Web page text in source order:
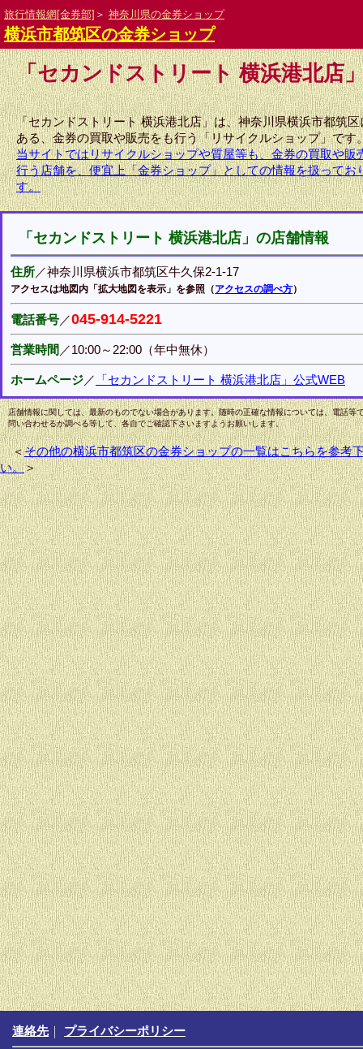
「セカンドストリート 横浜港北店
「セカンドストリート 横浜港北店」は、神奈川県横浜市都筑区
ある、金券の買取や販売をも行う「リサイクルショップ」です
当サイトではリサイクルショップや質屋等も、金券の買取や販
行う店舗を、便宜上「金券ショップ」としての情報を扱ってお
す。
「セカンドストリート 横浜港北店」の店舗情報
住所／神奈川県横浜市都筑区牛久保2-1-17
アクセスは地図内「拡大地図を表示」を参照（アクセスの調べ方）
電話番号／045-914-5221
営業時間 ／10:00～22:00（年中無休）
ホームページ／ 「セカンドストリート 横浜港北店」公式WEB
店舗情報に関しては、最新のものでない場合があります。随時の正確な情報については、電話等
問い合わせるか調べる等して、各自でご確認下さいますようお願いします。
＜その他の横浜市都筑区の金券ショップの一覧はこちらを参考
い。＞
連絡先｜ プライバシーポリシー
旅行情報網[金券部] ＞ 神奈川県の金券ショップ
横浜市都筑区の金券ショップ